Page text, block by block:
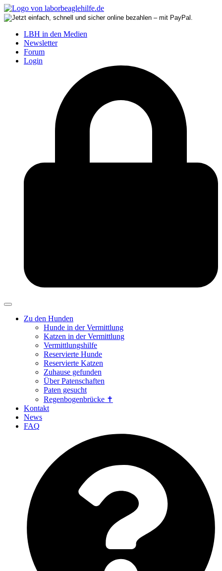
LBH in den Medien
Newsletter
Forum
Login
Zu den Hunden
Hunde in der Vermittlung
Katzen in der Vermittlung
Vermittlungshilfe
Reservierte Hunde
Reservierte Katzen
Zuhause gefunden
Über Patenschaften
Paten gesucht
Regenbogenbrücke ✝
Kontakt
News
FAQ